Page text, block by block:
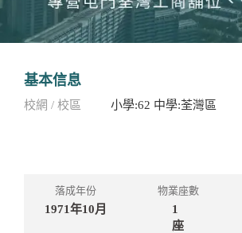
基本信息
校網 / 校區 小學:62 中學:荃灣區
落成年份
1971年10月
物業座數
1
座